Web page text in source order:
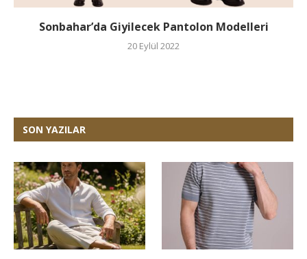
Sonbahar’da Giyilecek Pantolon Modelleri
20 Eylül 2022
SON YAZILAR